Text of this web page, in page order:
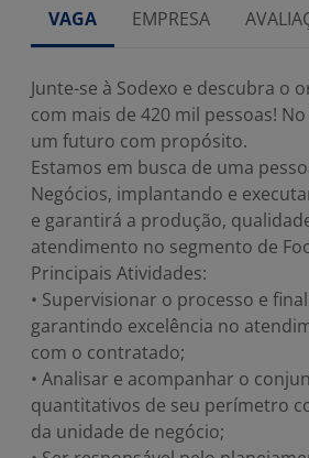
VAGA EMPRESA
Junte-se à Sodexo e descubra o
com mais de 420 mil pessoas!
um futuro com propósito.
Estamos em busca de uma
Negócios, implantando e
e garantirá a produção,
atendimento no segmento de
Principais Atividades:
• Supervisionar o processo e
garantindo excelência no
com o contratado;
• Analisar e acompanhar o
quantitativos de seu perímetro
da unidade de negócio;